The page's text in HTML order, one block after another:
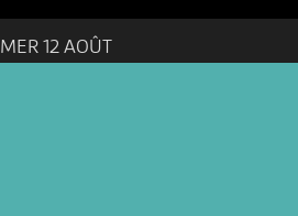
MER 12 AOÛT